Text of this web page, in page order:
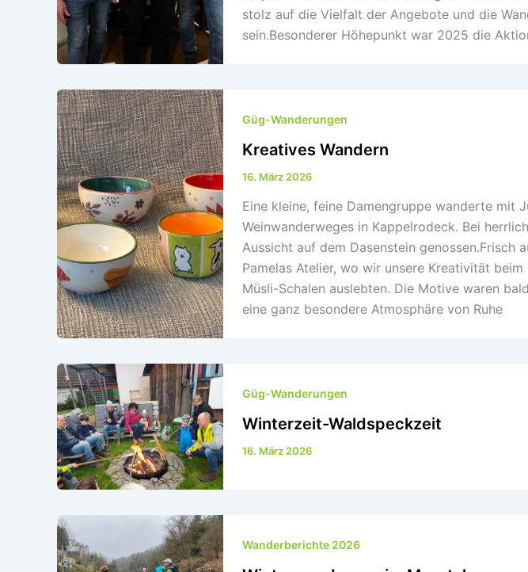
stolz auf die Vielfalt der Angebote und die
sein.Besonderer Höhepunkt war 2025 die
Güg-Wanderungen
Kreatives Wandern
16. März 2026
Eine kleine, feine Damengruppe wanderte mit
Weinwanderweges in Kappelrodeck. Bei
Aussicht auf dem Dasenstein genossen.Frisch
Pamelas Atelier, wo wir unsere Kreativität beim
Müsli-Schalen auslebten. Die Motive waren
eine ganz besondere Atmosphäre von Ruhe
Güg-Wanderungen
Winterzeit-Waldspeckzeit
16. März 2026
Wanderberichte 2026